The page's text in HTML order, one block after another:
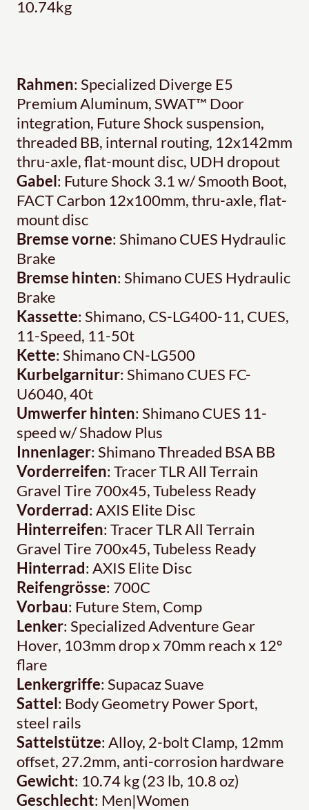
10.74kg
Rahmen: Specialized Diverge E5
Premium Aluminum, SWAT™ Door
integration, Future Shock suspension,
threaded BB, internal routing, 12x142mm
thru-axle, flat-mount disc, UDH dropout
Gabel: Future Shock 3.1 w/ Smooth Boot,
FACT Carbon 12x100mm, thru-axle, flat-
mount disc
Bremse vorne: Shimano CUES Hydraulic
Brake
Bremse hinten: Shimano CUES Hydraulic
Brake
Kassette: Shimano, CS-LG400-11, CUES,
11-Speed, 11-50t
Kette: Shimano CN-LG500
Kurbelgarnitur: Shimano CUES FC-
U6040, 40t
Umwerfer hinten: Shimano CUES 11-
speed w/ Shadow Plus
Innenlager: Shimano Threaded BSA BB
Vorderreifen: Tracer TLR All Terrain
Gravel Tire 700x45, Tubeless Ready
Vorderrad: AXIS Elite Disc
Hinterreifen: Tracer TLR All Terrain
Gravel Tire 700x45, Tubeless Ready
Hinterrad: AXIS Elite Disc
Reifengrösse: 700C
Vorbau: Future Stem, Comp
Lenker: Specialized Adventure Gear
Hover, 103mm drop x 70mm reach x 12º
flare
Lenkergriffe: Supacaz Suave
Sattel: Body Geometry Power Sport,
steel rails
Sattelstütze: Alloy, 2-bolt Clamp, 12mm
offset, 27.2mm, anti-corrosion hardware
Gewicht: 10.74 kg (23 lb, 10.8 oz)
Geschlecht: Men|Women